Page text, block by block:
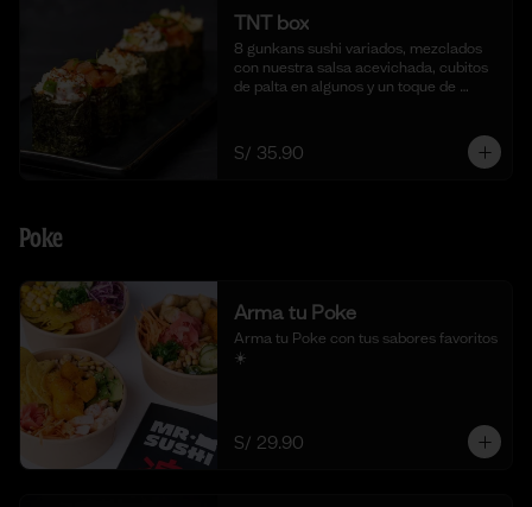
TNT box
8 gunkans sushi variados, mezclados
con nuestra salsa acevichada, cubitos
de palta en algunos y un toque de
S/ 35.90
Poke
Arma tu Poke
Arma tu Poke con tus sabores favoritos
☀️
S/ 29.90